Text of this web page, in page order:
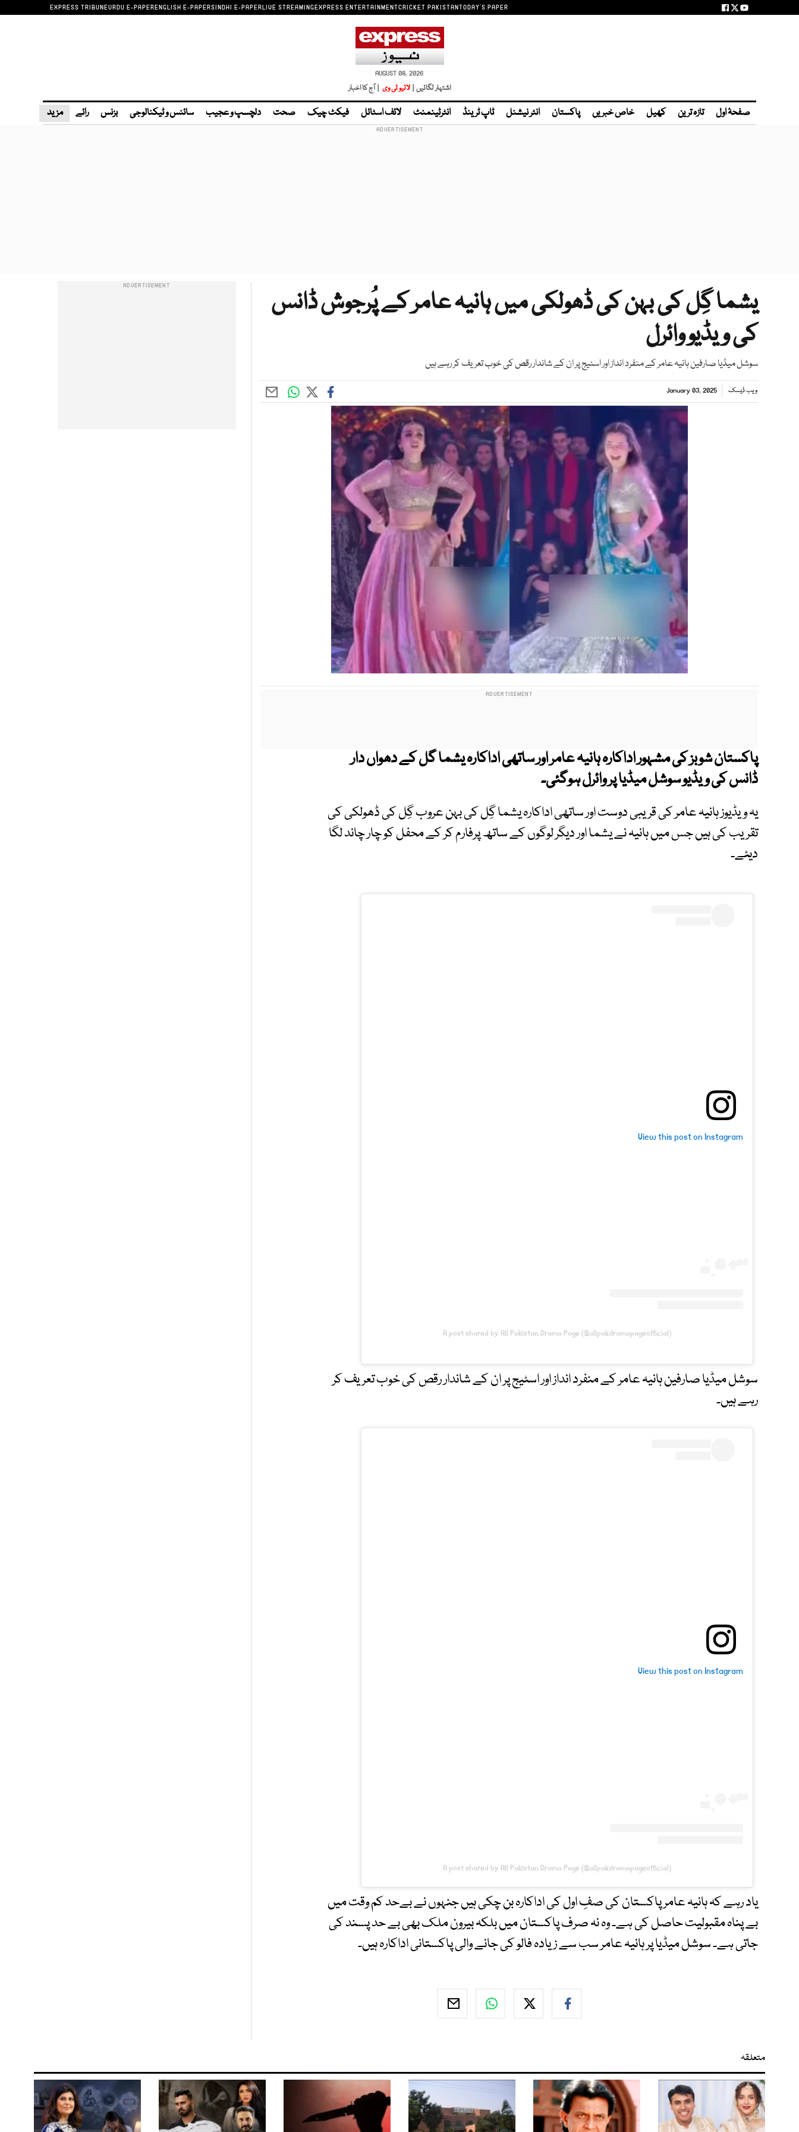
EXPRESS TRIBUNEURDU E-PAPERENGLISH E-PAPERSINDHI E-PAPERLIVE STREAMINGEXPRESS ENTERTAINMENTCRICKET PAKISTANTODAY'S PAPER
AUGUST 08, 2026
اشتہار لگائیں | لائیو ٹی وی | آج کا اخبار
صفحۂ اول تازہ ترین کھیل خاص خبریں پاکستان انٹر نیشنل ٹاپ ٹرینڈ انٹرٹینمنٹ لائف اسٹائل فیکٹ چیک صحت دلچسپ و عجیب سائنس و ٹیکنالوجی بزنس رائے مزید
یشما گِل کی بہن کی ڈھولکی میں ہانیہ عامر کے پُرجوش ڈانس
کی ویڈیو وائرل
سوشل میڈیا صارفین ہانیہ عامر کے منفرد انداز اور اسٹیج پر ان کے شاندار رقص کی خوب تعریف کر رہے ہیں
ویب ڈیسک January 03, 2025
پاکستان شوبز کی مشہور اداکارہ ہانیہ عامر اور ساتھی اداکارہ یشما گل کے دھواں دار
ڈانس کی ویڈیو سوشل میڈیا پر وائرل ہوگئی۔
یہ ویڈیوز ہانیہ عامر کی قریبی دوست اور ساتھی اداکارہ یشما گِل کی بہن عروب گِل کی ڈھولکی کی
تقریب کی ہیں جس میں ہانیہ نے یشما اور دیگر لوگوں کے ساتھ پرفارم کر کے محفل کو چار چاند لگا
دیئے۔
View this post on Instagram
A post shared by All Pakistan Drama Page (@allpakdramapageofficial)
سوشل میڈیا صارفین ہانیہ عامر کے منفرد انداز اور اسٹیج پر ان کے شاندار رقص کی خوب تعریف کر
رہے ہیں۔
View this post on Instagram
A post shared by All Pakistan Drama Page (@allpakdramapageofficial)
یاد رہے کہ ہانیہ عامر پاکستان کی صفِ اول کی اداکارہ بن چکی ہیں جنہوں نے بےحد کم وقت میں
بے پناہ مقبولیت حاصل کی ہے۔ وہ نہ صرف پاکستان میں بلکہ بیرون ملک بھی بے حد پسند کی
جاتی ہے۔ سوشل میڈیا پر ہانیہ عامر سب سے زیادہ فالو کی جانے والی پاکستانی اداکارہ ہیں۔
متعلقہ